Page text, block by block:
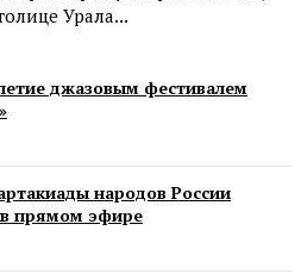
Урала...
джазовым фестивалем
народов России
в прямом эфире